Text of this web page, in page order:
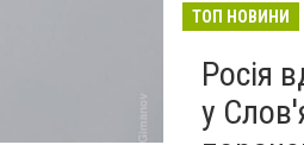
ТОП НОВИНИ
Росія
у